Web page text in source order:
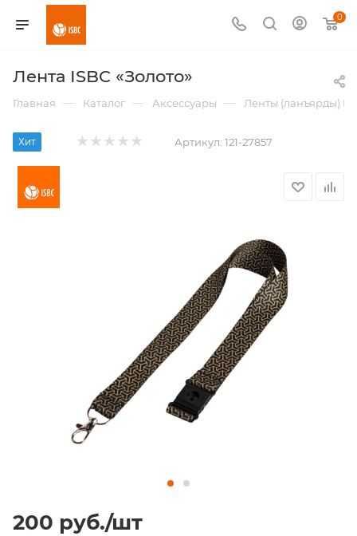
0
Лента ISBC «Золото»
Главная — Каталог — Аксессуары — Ленты (ланъярды)
Хит Артикул: 121-27857
200 руб./шт